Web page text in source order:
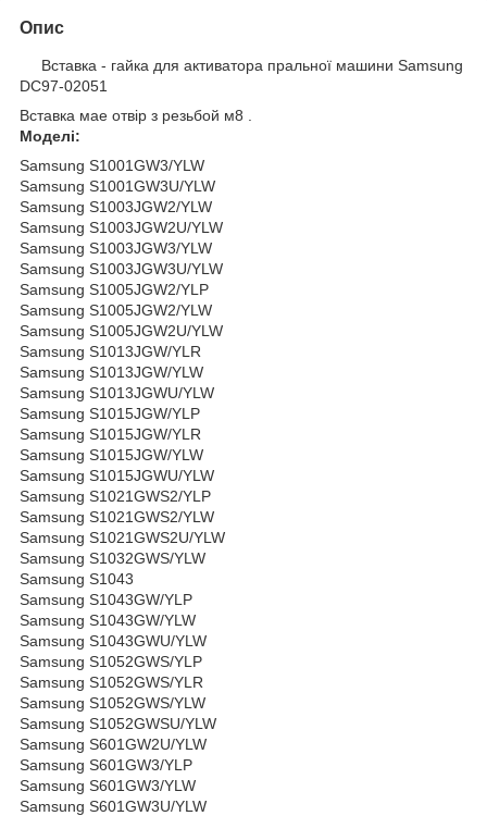
Опис
Вставка - гайка для активатора пральної машини Samsung
DC97-02051
Вставка мае отвір з резьбой м8 .
Моделі:
Samsung S1001GW3/YLW
Samsung S1001GW3U/YLW
Samsung S1003JGW2/YLW
Samsung S1003JGW2U/YLW
Samsung S1003JGW3/YLW
Samsung S1003JGW3U/YLW
Samsung S1005JGW2/YLP
Samsung S1005JGW2/YLW
Samsung S1005JGW2U/YLW
Samsung S1013JGW/YLR
Samsung S1013JGW/YLW
Samsung S1013JGWU/YLW
Samsung S1015JGW/YLP
Samsung S1015JGW/YLR
Samsung S1015JGW/YLW
Samsung S1015JGWU/YLW
Samsung S1021GWS2/YLP
Samsung S1021GWS2/YLW
Samsung S1021GWS2U/YLW
Samsung S1032GWS/YLW
Samsung S1043
Samsung S1043GW/YLP
Samsung S1043GW/YLW
Samsung S1043GWU/YLW
Samsung S1052GWS/YLP
Samsung S1052GWS/YLR
Samsung S1052GWS/YLW
Samsung S1052GWSU/YLW
Samsung S601GW2U/YLW
Samsung S601GW3/YLP
Samsung S601GW3/YLW
Samsung S601GW3U/YLW